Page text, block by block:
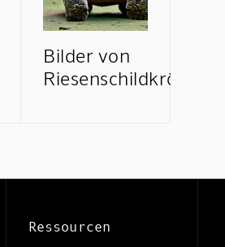
Support
Bilder von
Riesenschildkröten
Ressourcen